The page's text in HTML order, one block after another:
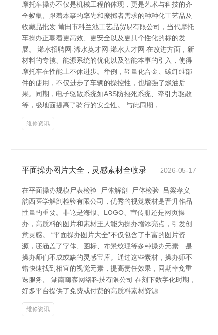
摩托车操办不仅是机械工程的体现，更是艺术与科技的齐
全蚁集。跟着本事的率先和糜掷者需求的种种化工艺品及
收藏品批发 莆田市科兰池工艺品贸易有限公司，当代摩托
车操办正朝着更高效、更安全以及更具个性化的标的发
展。 浠水招聘网-浠水英才网-浠水人才网 在改进方面，新
材料的专揽、能源系统的优化以及智能本事的引入，使得
摩托车在性能上不休进步。举例，轻量化合金、碳纤维部
件的使用，不仅进步了车辆的操控性，也增强了燃油后
果。同期，电子驱散系统如ABS防抱死系统、牵引力驱散
等，极地面提高了骑行的安全性。 与此同期，
维修资讯
平面操办图片大全，灵感素材全收录 2026-05-17
在平面操办规模尸表检验_尸体解剖_尸体检验_吕梁孝义
韵西医学解剖检验有限公司，优秀的视觉素材是晋升作品
性量的重要。非论是海报、LOGO、宣传册还是网页操
办，高质料的图片和素材王人能为操办增添亮点，引发创
意灵感。 “平面操办图片大全”不仅包含了丰富的图片资
源，还涵盖了字体、图标、布景纹理等多种操办元素，是
操办师们不成或缺的灵感宝库。通过这些素材，操办师不
错快速找到相宜的视觉元素，提高责任效果，同期幸免重
迭服务。 湖南嗨森网络科技有限公司 在刻下数字化时期，
好多平台提供了免费或付费的高质料素材资源
维修资讯